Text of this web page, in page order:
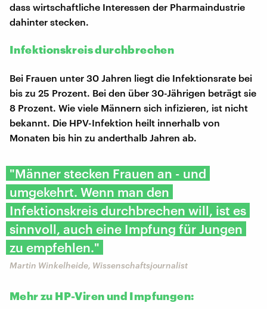
dass wirtschaftliche Interessen der Pharmaindustrie
dahinter stecken.
Infektionskreis durchbrechen
Bei Frauen unter 30 Jahren liegt die Infektionsrate bei
bis zu 25 Prozent. Bei den über 30-Jährigen beträgt sie
8 Prozent. Wie viele Männern sich infizieren, ist nicht
bekannt. Die HPV-Infektion heilt innerhalb von
Monaten bis hin zu anderthalb Jahren ab.
"Männer stecken Frauen an - und
umgekehrt. Wenn man den
Infektionskreis durchbrechen will, ist es
sinnvoll, auch eine Impfung für Jungen
zu empfehlen."
Martin Winkelheide, Wissenschaftsjournalist
Mehr zu HP-Viren und Impfungen: